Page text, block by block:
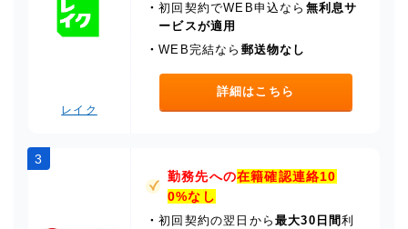
レイク
・初回契約でWEB申込なら 無利息サ
ービスが適用
・WEB完結なら 郵送物なし
詳細はこちら
3
勤務先への在籍確認連絡10
0%なし
・初回契約の翌日から最大30日間利